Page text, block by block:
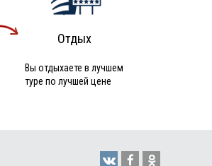
Отдых
Вы отдыхаете в лучшем
туре по лучшей цене